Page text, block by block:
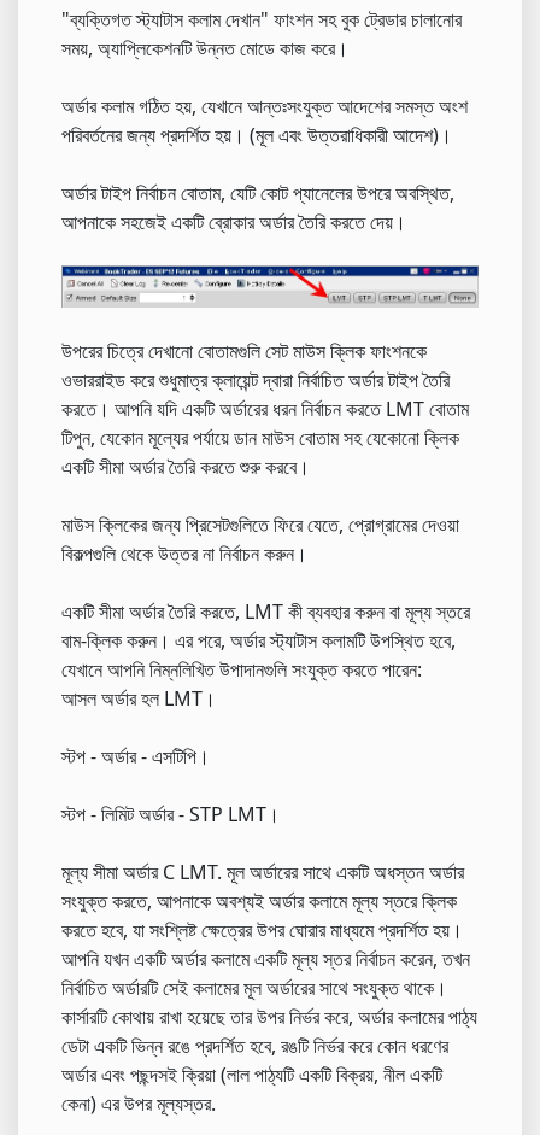
"ব্যক্তিগত স্ট্যাটাস কলাম দেখান" ফাংশন সহ বুক ট্রেডার চালানোর
সময়, অ্যাপ্লিকেশনটি উন্নত মোডে কাজ করে।
অর্ডার কলাম গঠিত হয়, যেখানে আন্তঃসংযুক্ত আদেশের সমস্ত অংশ
পরিবর্তনের জন্য প্রদর্শিত হয়। (মূল এবং উত্তরাধিকারী আদেশ)।
অর্ডার টাইপ নির্বাচন বোতাম, যেটি কোট প্যানেলের উপরে অবস্থিত,
আপনাকে সহজেই একটি ব্রোকার অর্ডার তৈরি করতে দেয়।
উপরের চিত্রে দেখানো বোতামগুলি সেট মাউস ক্লিক ফাংশনকে
ওভাররাইড করে শুধুমাত্র ক্লায়েন্ট দ্বারা নির্বাচিত অর্ডার টাইপ তৈরি
করতে। আপনি যদি একটি অর্ডারের ধরন নির্বাচন করতে LMT বোতাম
টিপুন, যেকোন মূল্যের পর্যায়ে ডান মাউস বোতাম সহ যেকোনো ক্লিক
একটি সীমা অর্ডার তৈরি করতে শুরু করবে।
মাউস ক্লিকের জন্য প্রিসেটগুলিতে ফিরে যেতে, প্রোগ্রামের দেওয়া
বিকল্পগুলি থেকে উত্তর না নির্বাচন করুন।
একটি সীমা অর্ডার তৈরি করতে, LMT কী ব্যবহার করুন বা মূল্য স্তরে
বাম-ক্লিক করুন। এর পরে, অর্ডার স্ট্যাটাস কলামটি উপস্থিত হবে,
যেখানে আপনি নিম্নলিখিত উপাদানগুলি সংযুক্ত করতে পারেন:
আসল অর্ডার হল LMT।
স্টপ - অর্ডার - এসটিপি।
স্টপ - লিমিট অর্ডার - STP LMT।
মূল্য সীমা অর্ডার C LMT. মূল অর্ডারের সাথে একটি অধস্তন অর্ডার
সংযুক্ত করতে, আপনাকে অবশ্যই অর্ডার কলামে মূল্য স্তরে ক্লিক
করতে হবে, যা সংশ্লিষ্ট ক্ষেত্রের উপর ঘোরার মাধ্যমে প্রদর্শিত হয়।
আপনি যখন একটি অর্ডার কলামে একটি মূল্য স্তর নির্বাচন করেন, তখন
নির্বাচিত অর্ডারটি সেই কলামের মূল অর্ডারের সাথে সংযুক্ত থাকে।
কার্সারটি কোথায় রাখা হয়েছে তার উপর নির্ভর করে, অর্ডার কলামের পাঠ্য
ডেটা একটি ভিন্ন রঙে প্রদর্শিত হবে, রঙটি নির্ভর করে কোন ধরণের
অর্ডার এবং পছন্দসই ক্রিয়া (লাল পাঠ্যটি একটি বিক্রয়, নীল একটি
কেনা) এর উপর মূল্যস্তর.